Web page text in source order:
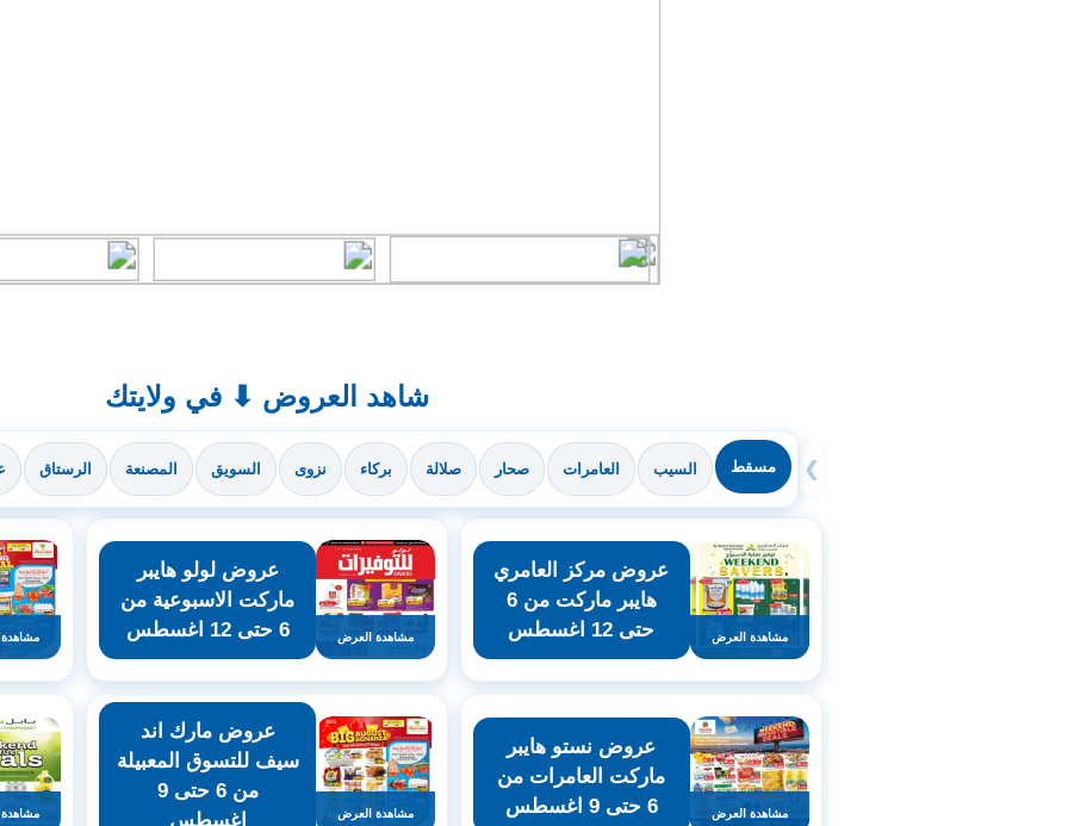
شاهد العروض ⬇ في ولايتك
مسقط السيب العامرات صحار صلالة بركاء نزوى السويق المصنعة الرستاق ❯
مشاهدة العرض
عروض مركز العامري
هايبر ماركت من 6
حتى 12 اغسطس
مشاهدة العرض
عروض لولو هايبر
ماركت الاسبوعية من
6 حتى 12 اغسطس
مشاهدة العرض
عروض نستو هايبر
ماركت العامرات من
6 حتى 9 اغسطس
مشاهدة العرض
عروض مارك اند
سيف للتسوق المعبيلة
من 6 حتى 9
اغسطس